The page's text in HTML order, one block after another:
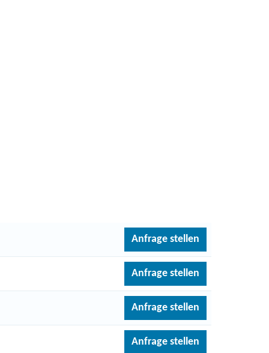
Anfrage stellen
Anfrage stellen
Anfrage stellen
Anfrage stellen